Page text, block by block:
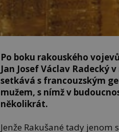
Po boku rakouského
Jan Josef Václav Radecký
setkává s francouzským
mužem, s nímž v
několikrát.
Jenže Rakušané tady